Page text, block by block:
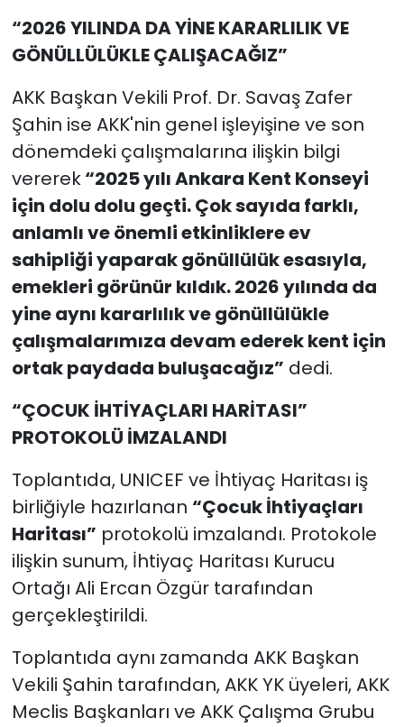
“2026 YILINDA DA YİNE KARARLILIK VE
GÖNÜLLÜLÜKLE ÇALIŞACAĞIZ”
AKK Başkan Vekili Prof. Dr. Savaş Zafer
Şahin ise AKK'nin genel işleyişine ve son
dönemdeki çalışmalarına ilişkin bilgi
vererek“2025 yılı Ankara Kent Konseyi
için dolu dolu geçti. Çok sayıda farklı,
anlamlı ve önemli etkinliklere ev
sahipliği yaparak gönüllülük esasıyla,
emekleri görünür kıldık. 2026 yılında da
yine aynı kararlılık ve gönüllülükle
çalışmalarımıza devam ederek kent için
ortak paydada buluşacağız” dedi.
“ÇOCUK İHTİYAÇLARI HARİTASI”
PROTOKOLÜ İMZALANDI
Toplantıda, UNICEF ve İhtiyaç Haritası iş
birliğiyle hazırlanan “Çocuk İhtiyaçları
Haritası” protokolü imzalandı. Protokole
ilişkin sunum, İhtiyaç Haritası Kurucu
Ortağı Ali Ercan Özgür tarafından
gerçekleştirildi.
Toplantıda aynı zamanda AKK Başkan
Vekili Şahin tarafından, AKK YK üyeleri, AKK
Meclis Başkanları ve AKK Çalışma Grubu